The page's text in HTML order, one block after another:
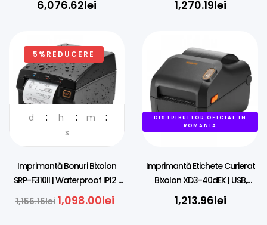
Imprimantă
6,076.62lei 1,270.19lei
5%REDUCERE
DISTRIBUITOR OFICIAL IN
d h
m
s
Imprimantă Bonuri Bixolon
SRP-F310II | Waterproof IP12 |
LAN, USB
1,156.16lei 1,098.00lei
DISTRIBUITOR OFICIAL IN
ROMANIA
Imprimantă Etichete Curierat
Bixolon XD3-40dEK | USB,
Ethernet | AWB
1,213.96lei